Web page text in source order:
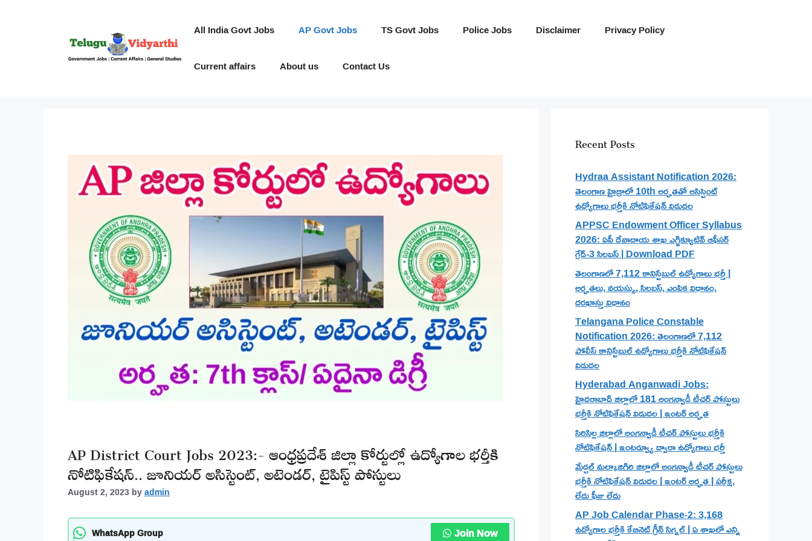
All India Govt Jobs AP Govt Jobs TS Govt Jobs Police Jobs Disclaimer Privacy Policy
Current affairs About us Contact Us
AP District Court Jobs 2023:- ఆంధ్రప్రదేశ్ జిల్లా కోర్టుల్లో ఉద్యోగాల భర్తీకి
నోటిఫికేషన్.. జూనియర్ అసిస్టెంట్, అటెండర్, టైపిస్ట్ పోస్టులు
August 2, 2023byadmin
WhatsApp Group Join Now
Recent Posts
Hydraa Assistant Notification 2026:
తెలంగాణ హైడ్రాలో 10th అర్హతతో అసిస్టెంట్
ఉద్యోగాలు భర్తీకి నోటిఫికేషన్ విడుదల
APPSC Endowment Officer Syllabus
2026: ఏపీ దేవాదాయ శాఖ ఎగ్జిక్యూటివ్ ఆఫీసర్
గ్రేడ్-3 సిలబస్ | Download PDF
తెలంగాణలో 7,112 కానిస్టేబుల్ ఉద్యోగాలు భర్తీ |
అర్హతలు, వయస్సు, సిలబస్, ఎంపిక విధానం,
దరఖాస్తు విధానం
Telangana Police Constable
Notification 2026: తెలంగాణలో 7,112
పోలీస్ కానిస్టేబుల్ ఉద్యోగాలు భర్తీకి నోటిఫికేషన్
విడుదల
Hyderabad Anganwadi Jobs:
హైదరాబాద్ జిల్లాలో 181 అంగన్వాడీ టీచర్ పోస్టులు
భర్తీకి నోటిఫికేషన్ విడుదల | ఇంటర్ అర్హత
సిరిసిల్ల జిల్లాలో అంగన్వాడీ టీచర్ పోస్టులు భర్తీకి
నోటిఫికేషన్ | ఇంటర్వ్యూ ద్వారా ఉద్యోగాలు భర్తీ
మేడ్చల్ మల్కాజిగిరి జిల్లాలో అంగన్వాడీ టీచర్ పోస్టులు
భర్తీకి నోటిఫికేషన్ విడుదల | ఇంటర్ అర్హత | పరీక్ష,
లేదు ఫీజు లేదు
AP Job Calendar Phase-2: 3,168
ఉద్యోగాల భర్తీకి కేబినెట్ గ్రీన్ సిగ్నల్ | ఏ శాఖలో ఎన్ని